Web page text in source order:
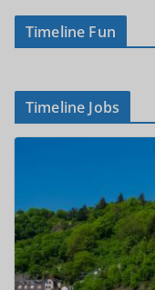
Timeline Fun
Timeline Jobs